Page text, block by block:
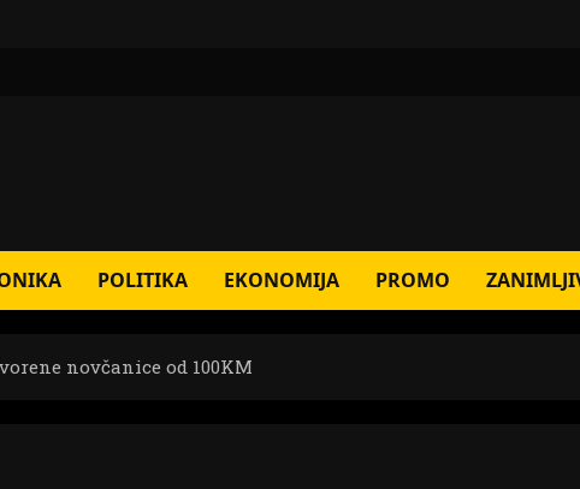
POLITIKA EKONOMIJA PROMO
novčanice od 100KM